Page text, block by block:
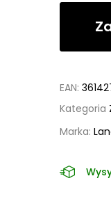
EAN:
Kategoria
Marka: